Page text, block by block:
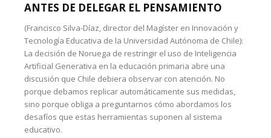
ANTES DE DELEGAR EL PENSAMIENTO
(Francisco Silva-Díaz, director del Magíster en Innovación y
Tecnología Educativa de la Universidad Autónoma de Chile):
La decisión de Noruega de restringir el uso de Inteligencia
Artificial Generativa en la educación primaria abre una
discusión que Chile debiera observar con atención. No
porque debamos replicar automáticamente sus medidas,
sino porque obliga a preguntarnos cómo abordamos los
desafíos que estas herramientas suponen al sistema
educativo.